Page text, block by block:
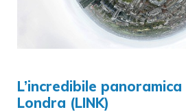
L’incredibile panoramica
Londra (LINK)